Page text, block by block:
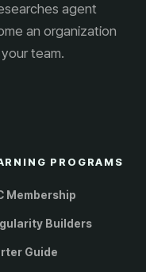
agent
an organization
team.
PROGRAMS
Membership
Builders
Guide